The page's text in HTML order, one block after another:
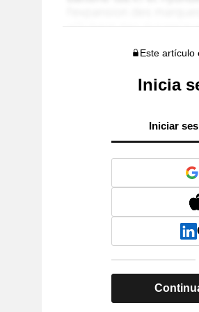
Este artículo
Inicia
Iniciar